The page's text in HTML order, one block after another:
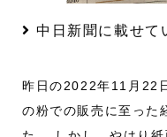
中日新聞に載せて
昨日の2022年11月22
の粉での販売に至った